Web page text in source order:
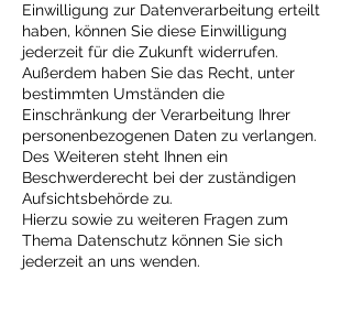
Einwilligung zur Datenverarbeitung erteilt
haben, können Sie diese Einwilligung
jederzeit für die Zukunft widerrufen.
Außerdem haben Sie das Recht, unter
bestimmten Umständen die
Einschränkung der Verarbeitung Ihrer
personenbezogenen Daten zu verlangen.
Des Weiteren steht Ihnen ein
Beschwerderecht bei der zuständigen
Aufsichtsbehörde zu.
Hierzu sowie zu weiteren Fragen zum
Thema Datenschutz können Sie sich
jederzeit an uns wenden.